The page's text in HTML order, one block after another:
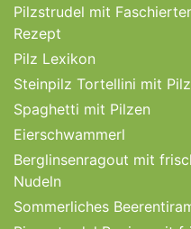
Pilzstrudel mit
Rezept
Pilz Lexikon
Steinpilz Tortellini mit
Spaghetti mit Pilzen
Eierschwammerl
Berglinsenragout mit
Nudeln
Sommerliches